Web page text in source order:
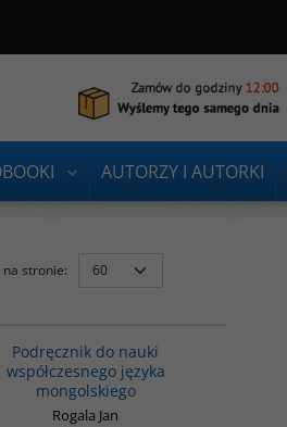
AUTORZY I AUTORKI
na stronie:
Podręcznik do nauki
współczesnego języka
mongolskiego
Rogala Jan